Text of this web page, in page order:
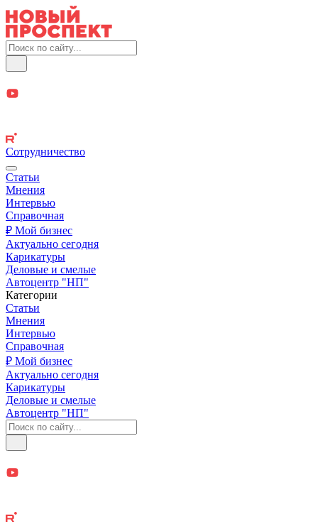
Сотрудничество
Статьи
Мнения
Интервью
Справочная
₽ Мой бизнес
Актуально сегодня
Карикатуры
Деловые и смелые
Автоцентр "НП"
Категории
Статьи
Мнения
Интервью
Справочная
₽ Мой бизнес
Актуально сегодня
Карикатуры
Деловые и смелые
Автоцентр "НП"